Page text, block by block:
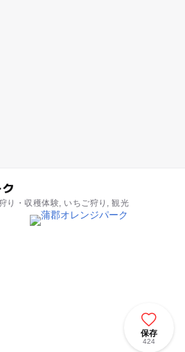
り・収穫体験, いちご狩り, 観光
保存
424